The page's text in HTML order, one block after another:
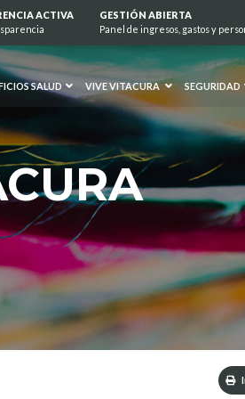
ACTIVA
GESTIÓN ABIERTA
Panel de ingresos, gastos y
SALUD VIVE VITACURA SEGURIDAD